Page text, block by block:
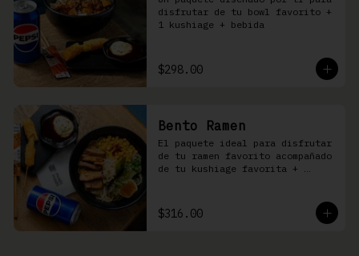
disfrutar de tu bowl favorito +
1 kushiage + bebida
$298.00
Bento Ramen
El paquete ideal para disfrutar
de tu ramen favorito acompañado
de tu kushiage favorita +
$316.00